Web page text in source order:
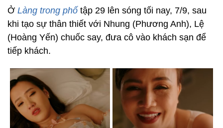
Ở Làng trong phố tập 29 lên sóng tối nay, 7/9, sau
khi tạo sự thân thiết với Nhung (Phương Anh), Lệ
(Hoàng Yến) chuốc say, đưa cô vào khách sạn để
tiếp khách.